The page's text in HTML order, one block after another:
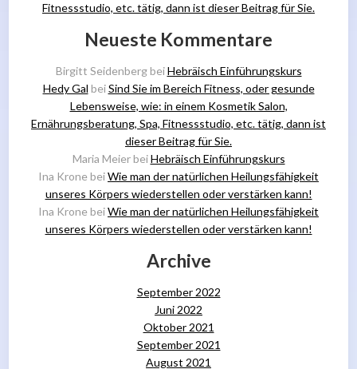
Fitnessstudio, etc. tätig, dann ist dieser Beitrag für Sie.
Neueste Kommentare
Birgitt SeidenbergbeiHebräisch Einführungskurs
Hedy Gal beiSind Sie im Bereich Fitness, oder gesunde
Lebensweise, wie: in einem Kosmetik Salon,
Ernährungsberatung, Spa, Fitnessstudio, etc. tätig, dann ist
dieser Beitrag für Sie.
Maria MeierbeiHebräisch Einführungskurs
Ina Krone beiWie man der natürlichen Heilungsfähigkeit
unseres Körpers wiederstellen oder verstärken kann!
Ina Krone beiWie man der natürlichen Heilungsfähigkeit
unseres Körpers wiederstellen oder verstärken kann!
Archive
September 2022
Juni 2022
Oktober 2021
September 2021
August 2021